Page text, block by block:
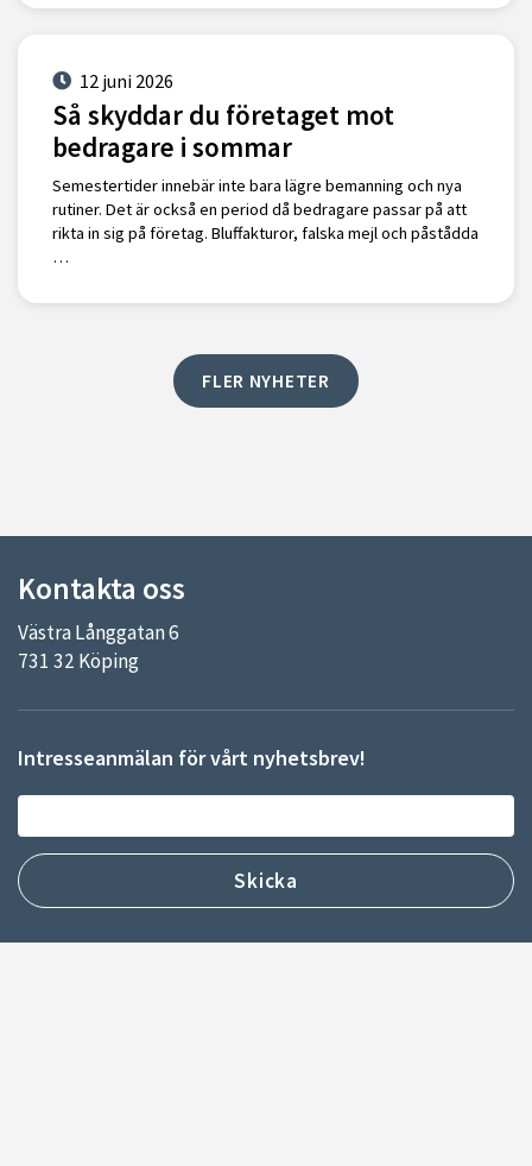
12 juni 2026
Så skyddar du företaget mot
bedragare i sommar
Semestertider innebär inte bara lägre bemanning och nya
rutiner. Det är också en period då bedragare passar på att
rikta in sig på företag. Bluffakturor, falska mejl och påstådda
…
FLER NYHETER
Kontakta oss
Västra Långgatan 6
731 32 Köping
Intresseanmälan för vårt nyhetsbrev!